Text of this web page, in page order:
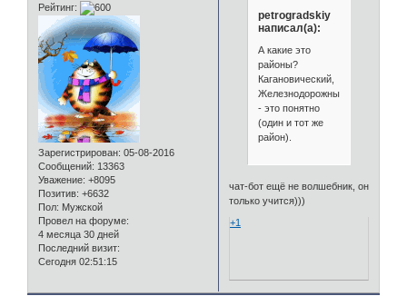
Рейтинг:
Зарегистрирован: 05-08-2016
Сообщений: 13363
Уважение: +8095
Позитив: +6632
Пол: Мужской
Провел на форуме:
4 месяца 30 дней
Последний визит:
Сегодня 02:51:15
petrogradskiy
написал(а):
А какие это
районы?
Кагановический,
Железнодорожный
- это понятно
(один и тот же
район).
чат-бот ещё не волшебник, он
только учится)))
+1